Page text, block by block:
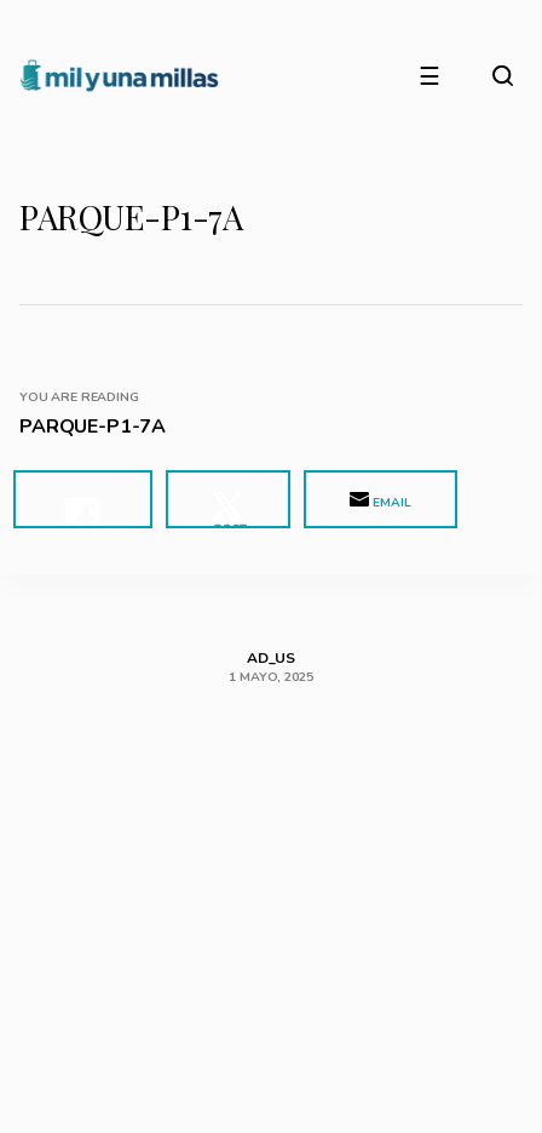
☰
PARQUE-P1-7A
YOU ARE READING
PARQUE-P1-7A
POST
EMAIL
AD_US
1 MAYO, 2025